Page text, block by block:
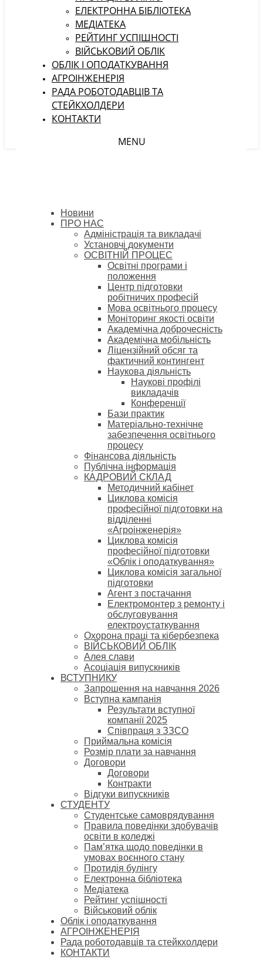
ЕЛЕКТРОННА БІБЛІОТЕКА
МЕДІАТЕКА
РЕЙТИНГ УСПІШНОСТІ
ВІЙСЬКОВИЙ ОБЛІК
ОБЛІК І ОПОДАТКУВАННЯ
АГРОІНЖЕНЕРІЯ
РАДА РОБОТОДАВЦІВ ТА
СТЕЙКХОЛДЕРИ
КОНТАКТИ
MENU
Новини
ПРО НАС
Адміністрація та викладачі
Установчі документи
ОСВІТНІЙ ПРОЦЕС
Освітні програми і
положення
Центр підготовки
робітничих професій
Мова освітнього процесу
Моніторинг якості освіти
Академічна доброчесність
Академічна мобільність
Ліцензійний обсяг та
фактичний контингент
Наукова діяльність
Наукові профілі
викладачів
Конференції
Бази практик
Матеріально-технічне
забезпечення освітнього
процесу
Фінансова діяльність
Публічна інформація
КАДРОВИЙ СКЛАД
Методичний кабінет
Циклова комісія
професійної підготовки на
відділенні
«Агроінженерія»
Циклова комісія
професійної підготовки
«Облік і оподаткування»
Циклова комісія загальної
підготовки
Агент з постачання
Електромонтер з ремонту і
обслуговування
електроустаткування
Охорона праці та кібербезпека
ВІЙСЬКОВИЙ ОБЛІК
Алея слави
Асоціація випускників
ВСТУПНИКУ
Запрошення на навчання 2026
Вступна кампанія
Результати вступної
компанії 2025
Співпраця з ЗЗСО
Приймальна комісія
Розмір плати за навчання
Договори
Договори
Контракти
Відгуки випускників
СТУДЕНТУ
Cтудентське самоврядування
Правила поведінки здобувачів
освіти в коледжі
Пам’ятка щодо поведінки в
умовах воєнного стану
Протидія булінгу
Електронна бібліотека
Медіатека
Рейтинг успішності
Військовий облік
Облік і оподаткування
АГРОІНЖЕНЕРІЯ
Рада роботодавців та стейкхолдери
КОНТАКТИ